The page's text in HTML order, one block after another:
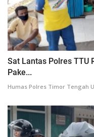
Sat Lantas Polres TTU
Pake...
Humas Polres Timor Tengah